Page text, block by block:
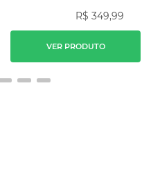
R$ 349,99
VER PRODUTO